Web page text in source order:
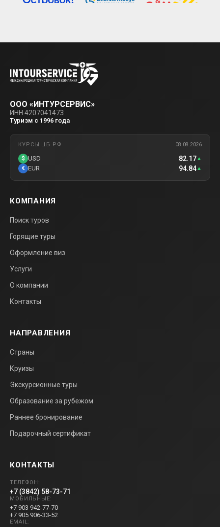
ООО «ИНТУРСЕРВИС»
ИНН 4207041473
Туризм с 1996 года
КУРСЫ ЦБ РФ 08.08.2026
$ USD 82.17▲
€ EUR 94.84▲
КОМПАНИЯ
Поиск туров
Горящие туры
Оформление виз
Услуги
О компании
Контакты
НАПРАВЛЕНИЯ
Страны
Круизы
Экскурсионные туры
Образование за рубежом
Раннее бронирование
Подарочный сертификат
КОНТАКТЫ
ТЕЛЕФОН:
+7 (3842) 58-73-71
МОБИЛЬНЫЕ:
+7 903 942-77-70
+7 905 906-33-52
EMAIL: